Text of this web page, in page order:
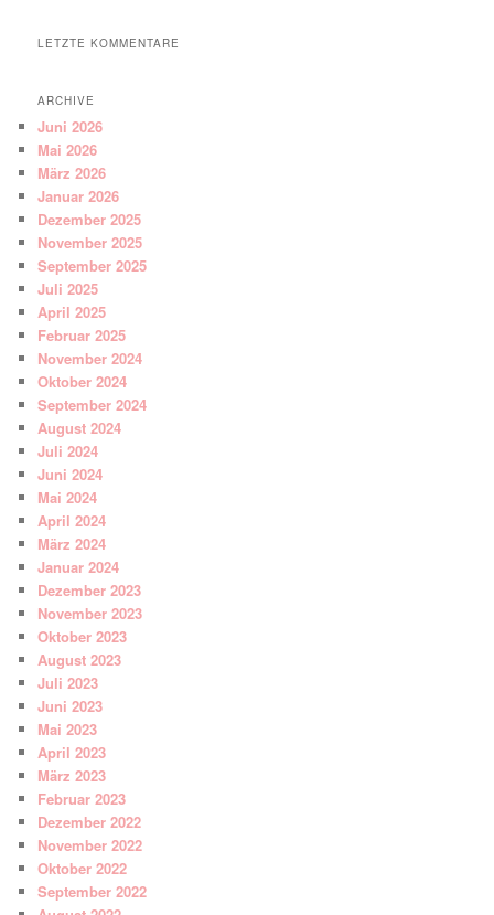
LETZTE KOMMENTARE
ARCHIVE
Juni 2026
Mai 2026
März 2026
Januar 2026
Dezember 2025
November 2025
September 2025
Juli 2025
April 2025
Februar 2025
November 2024
Oktober 2024
September 2024
August 2024
Juli 2024
Juni 2024
Mai 2024
April 2024
März 2024
Januar 2024
Dezember 2023
November 2023
Oktober 2023
August 2023
Juli 2023
Juni 2023
Mai 2023
April 2023
März 2023
Februar 2023
Dezember 2022
November 2022
Oktober 2022
September 2022